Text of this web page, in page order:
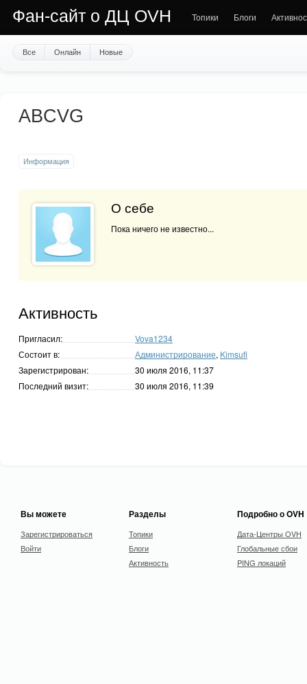
Фан-сайт о ДЦ OVH Топики Блоги
Все Онлайн Новые
ABCVG
Информация
О себе
Пока ничего не известно...
Активность
Пригласил:
Vova1234
Состоит в:
Администрирование, Kimsufi
Зарегистрирован:
30 июля 2016, 11:37
Последний визит:
30 июля 2016, 11:39
Вы можете
Зарегистрироваться
Войти
Разделы
Топики
Блоги
Активность
Подробно о OVH
Дата-Центры OVH
Глобальные сбои
PING локаций